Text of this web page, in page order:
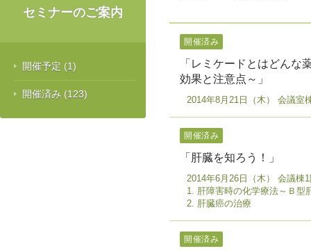
セミナーのご案内
開催予定 (1)
開催済み (123)
開催済み
「レミケードとはどん
効果と注意点～」
2014年8月21日（木） 会議
開催済み
「肝臓を知ろう！」
2014年6月26日（木） 会議
1. 肝障害時の化学療法～Ｂ型
2. 肝臓癌の治療
開催済み